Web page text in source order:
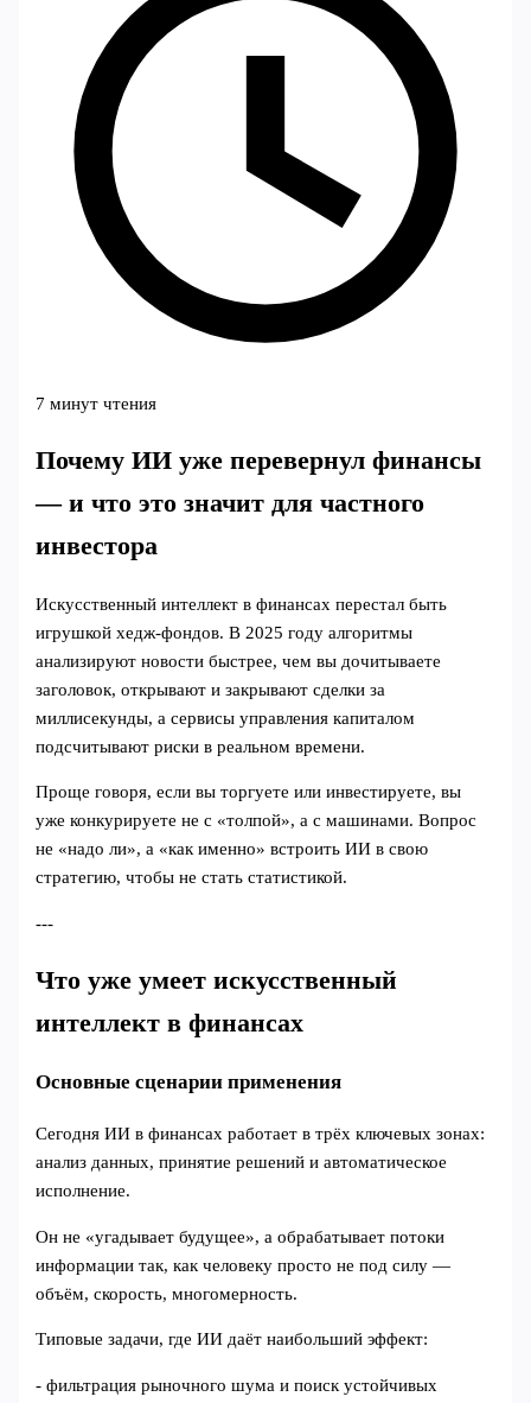
7 минут чтения
Почему ИИ уже перевернул финансы
— и что это значит для частного
инвестора
Искусственный интеллект в финансах перестал быть
игрушкой хедж‑фондов. В 2025 году алгоритмы
анализируют новости быстрее, чем вы дочитываете
заголовок, открывают и закрывают сделки за
миллисекунды, а сервисы управления капиталом
подсчитывают риски в реальном времени.
Проще говоря, если вы торгуете или инвестируете, вы
уже конкурируете не с «толпой», а с машинами. Вопрос
не «надо ли», а «как именно» встроить ИИ в свою
стратегию, чтобы не стать статистикой.
---
Что уже умеет искусственный
интеллект в финансах
Основные сценарии применения
Сегодня ИИ в финансах работает в трёх ключевых зонах:
анализ данных, принятие решений и автоматическое
исполнение.
Он не «угадывает будущее», а обрабатывает потоки
информации так, как человеку просто не под силу —
объём, скорость, многомерность.
Типовые задачи, где ИИ даёт наибольший эффект:
- фильтрация рыночного шума и поиск устойчивых